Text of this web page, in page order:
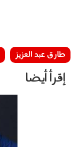
طارق عبد العزيز
إقرأ أيضا